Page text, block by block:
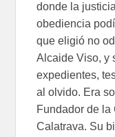
donde la
obediencia
que eligió no
Alcaide Viso, y
expedientes,
al olvido. Era
Fundador de
Calatrava. Su